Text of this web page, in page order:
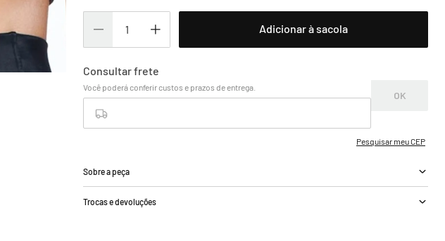
Adicionar à sacola
Sobre a peça
Trocas e devoluções